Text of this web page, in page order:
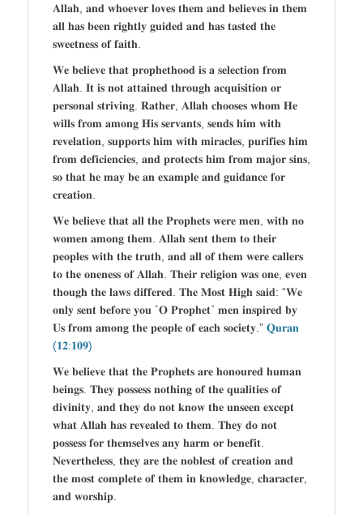
𝐀𝐥𝐥𝐚𝐡, 𝐚𝐧𝐝 𝐰𝐡𝐨𝐞𝐯𝐞𝐫 𝐥𝐨𝐯𝐞𝐬 𝐭𝐡𝐞𝐦 𝐚𝐧𝐝 𝐛𝐞𝐥𝐢𝐞𝐯𝐞𝐬 𝐢𝐧 𝐭𝐡𝐞𝐦
𝐚𝐥𝐥 𝐡𝐚𝐬 𝐛𝐞𝐞𝐧 𝐫𝐢𝐠𝐡𝐭𝐥𝐲 𝐠𝐮𝐢𝐝𝐞𝐝 𝐚𝐧𝐝 𝐡𝐚𝐬 𝐭𝐚𝐬𝐭𝐞𝐝 𝐭𝐡𝐞
𝐬𝐰𝐞𝐞𝐭𝐧𝐞𝐬𝐬 𝐨𝐟 𝐟𝐚𝐢𝐭𝐡.
𝐖𝐞 𝐛𝐞𝐥𝐢𝐞𝐯𝐞 𝐭𝐡𝐚𝐭 𝐩𝐫𝐨𝐩𝐡𝐞𝐭𝐡𝐨𝐨𝐝 𝐢𝐬 𝐚 𝐬𝐞𝐥𝐞𝐜𝐭𝐢𝐨𝐧 𝐟𝐫𝐨𝐦
𝐀𝐥𝐥𝐚𝐡. 𝐈𝐭 𝐢𝐬 𝐧𝐨𝐭 𝐚𝐭𝐭𝐚𝐢𝐧𝐞𝐝 𝐭𝐡𝐫𝐨𝐮𝐠𝐡 𝐚𝐜𝐪𝐮𝐢𝐬𝐢𝐭𝐢𝐨𝐧 𝐨𝐫
𝐩𝐞𝐫𝐬𝐨𝐧𝐚𝐥 𝐬𝐭𝐫𝐢𝐯𝐢𝐧𝐠. 𝐑𝐚𝐭𝐡𝐞𝐫, 𝐀𝐥𝐥𝐚𝐡 𝐜𝐡𝐨𝐨𝐬𝐞𝐬 𝐰𝐡𝐨𝐦 𝐇𝐞
𝐰𝐢𝐥𝐥𝐬 𝐟𝐫𝐨𝐦 𝐚𝐦𝐨𝐧𝐠 𝐇𝐢𝐬 𝐬𝐞𝐫𝐯𝐚𝐧𝐭𝐬, 𝐬𝐞𝐧𝐝𝐬 𝐡𝐢𝐦 𝐰𝐢𝐭𝐡
𝐫𝐞𝐯𝐞𝐥𝐚𝐭𝐢𝐨𝐧, 𝐬𝐮𝐩𝐩𝐨𝐫𝐭𝐬 𝐡𝐢𝐦 𝐰𝐢𝐭𝐡 𝐦𝐢𝐫𝐚𝐜𝐥𝐞𝐬, 𝐩𝐮𝐫𝐢𝐟𝐢𝐞𝐬 𝐡𝐢𝐦
𝐟𝐫𝐨𝐦 𝐝𝐞𝐟𝐢𝐜𝐢𝐞𝐧𝐜𝐢𝐞𝐬, 𝐚𝐧𝐝 𝐩𝐫𝐨𝐭𝐞𝐜𝐭𝐬 𝐡𝐢𝐦 𝐟𝐫𝐨𝐦 𝐦𝐚𝐣𝐨𝐫 𝐬𝐢𝐧𝐬,
𝐬𝐨 𝐭𝐡𝐚𝐭 𝐡𝐞 𝐦𝐚𝐲 𝐛𝐞 𝐚𝐧 𝐞𝐱𝐚𝐦𝐩𝐥𝐞 𝐚𝐧𝐝 𝐠𝐮𝐢𝐝𝐚𝐧𝐜𝐞 𝐟𝐨𝐫
𝐜𝐫𝐞𝐚𝐭𝐢𝐨𝐧.
𝐖𝐞 𝐛𝐞𝐥𝐢𝐞𝐯𝐞 𝐭𝐡𝐚𝐭 𝐚𝐥𝐥 𝐭𝐡𝐞 𝐏𝐫𝐨𝐩𝐡𝐞𝐭𝐬 𝐰𝐞𝐫𝐞 𝐦𝐞𝐧, 𝐰𝐢𝐭𝐡 𝐧𝐨
𝐰𝐨𝐦𝐞𝐧 𝐚𝐦𝐨𝐧𝐠 𝐭𝐡𝐞𝐦. 𝐀𝐥𝐥𝐚𝐡 𝐬𝐞𝐧𝐭 𝐭𝐡𝐞𝐦 𝐭𝐨 𝐭𝐡𝐞𝐢𝐫
𝐩𝐞𝐨𝐩𝐥𝐞𝐬 𝐰𝐢𝐭𝐡 𝐭𝐡𝐞 𝐭𝐫𝐮𝐭𝐡, 𝐚𝐧𝐝 𝐚𝐥𝐥 𝐨𝐟 𝐭𝐡𝐞𝐦 𝐰𝐞𝐫𝐞 𝐜𝐚𝐥𝐥𝐞𝐫𝐬
𝐭𝐨 𝐭𝐡𝐞 𝐨𝐧𝐞𝐧𝐞𝐬𝐬 𝐨𝐟 𝐀𝐥𝐥𝐚𝐡. 𝐓𝐡𝐞𝐢𝐫 𝐫𝐞𝐥𝐢𝐠𝐢𝐨𝐧 𝐰𝐚𝐬 𝐨𝐧𝐞, 𝐞𝐯𝐞𝐧
𝐭𝐡𝐨𝐮𝐠𝐡 𝐭𝐡𝐞 𝐥𝐚𝐰𝐬 𝐝𝐢𝐟𝐟𝐞𝐫𝐞𝐝. 𝐓𝐡𝐞 𝐌𝐨𝐬𝐭 𝐇𝐢𝐠𝐡 𝐬𝐚𝐢𝐝: “𝐖𝐞
𝐨𝐧𝐥𝐲 𝐬𝐞𝐧𝐭 𝐛𝐞𝐟𝐨𝐫𝐞 𝐲𝐨𝐮 ˹𝐎 𝐏𝐫𝐨𝐩𝐡𝐞𝐭˺ 𝐦𝐞𝐧 𝐢𝐧𝐬𝐩𝐢𝐫𝐞𝐝 𝐛𝐲
𝐔𝐬 𝐟𝐫𝐨𝐦 𝐚𝐦𝐨𝐧𝐠 𝐭𝐡𝐞 𝐩𝐞𝐨𝐩𝐥𝐞 𝐨𝐟 𝐞𝐚𝐜𝐡 𝐬𝐨𝐜𝐢𝐞𝐭𝐲.” 𝐐𝐮𝐫𝐚𝐧
(𝟏𝟐:𝟏𝟎𝟗)
𝐖𝐞 𝐛𝐞𝐥𝐢𝐞𝐯𝐞 𝐭𝐡𝐚𝐭 𝐭𝐡𝐞 𝐏𝐫𝐨𝐩𝐡𝐞𝐭𝐬 𝐚𝐫𝐞 𝐡𝐨𝐧𝐨𝐮𝐫𝐞𝐝 𝐡𝐮𝐦𝐚𝐧
𝐛𝐞𝐢𝐧𝐠𝐬. 𝐓𝐡𝐞𝐲 𝐩𝐨𝐬𝐬𝐞𝐬𝐬 𝐧𝐨𝐭𝐡𝐢𝐧𝐠 𝐨𝐟 𝐭𝐡𝐞 𝐪𝐮𝐚𝐥𝐢𝐭𝐢𝐞𝐬 𝐨𝐟
𝐝𝐢𝐯𝐢𝐧𝐢𝐭𝐲, 𝐚𝐧𝐝 𝐭𝐡𝐞𝐲 𝐝𝐨 𝐧𝐨𝐭 𝐤𝐧𝐨𝐰 𝐭𝐡𝐞 𝐮𝐧𝐬𝐞𝐞𝐧 𝐞𝐱𝐜𝐞𝐩𝐭
𝐰𝐡𝐚𝐭 𝐀𝐥𝐥𝐚𝐡 𝐡𝐚𝐬 𝐫𝐞𝐯𝐞𝐚𝐥𝐞𝐝 𝐭𝐨 𝐭𝐡𝐞𝐦. 𝐓𝐡𝐞𝐲 𝐝𝐨 𝐧𝐨𝐭
𝐩𝐨𝐬𝐬𝐞𝐬𝐬 𝐟𝐨𝐫 𝐭𝐡𝐞𝐦𝐬𝐞𝐥𝐯𝐞𝐬 𝐚𝐧𝐲 𝐡𝐚𝐫𝐦 𝐨𝐫 𝐛𝐞𝐧𝐞𝐟𝐢𝐭.
𝐍𝐞𝐯𝐞𝐫𝐭𝐡𝐞𝐥𝐞𝐬𝐬, 𝐭𝐡𝐞𝐲 𝐚𝐫𝐞 𝐭𝐡𝐞 𝐧𝐨𝐛𝐥𝐞𝐬𝐭 𝐨𝐟 𝐜𝐫𝐞𝐚𝐭𝐢𝐨𝐧 𝐚𝐧𝐝
𝐭𝐡𝐞 𝐦𝐨𝐬𝐭 𝐜𝐨𝐦𝐩𝐥𝐞𝐭𝐞 𝐨𝐟 𝐭𝐡𝐞𝐦 𝐢𝐧 𝐤𝐧𝐨𝐰𝐥𝐞𝐝𝐠𝐞, 𝐜𝐡𝐚𝐫𝐚𝐜𝐭𝐞𝐫,
𝐚𝐧𝐝 𝐰𝐨𝐫𝐬𝐡𝐢𝐩.